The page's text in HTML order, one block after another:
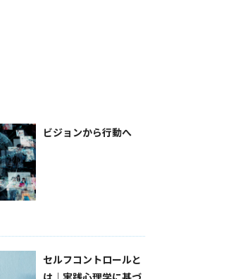
ビジョンから行動へ
セルフコントロールと